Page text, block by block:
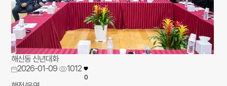
해신동 신년대화
2026-01-09
1012
0